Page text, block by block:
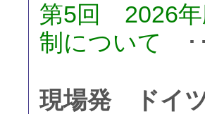
第5回 2026年
制について
･
現場発 ドイ